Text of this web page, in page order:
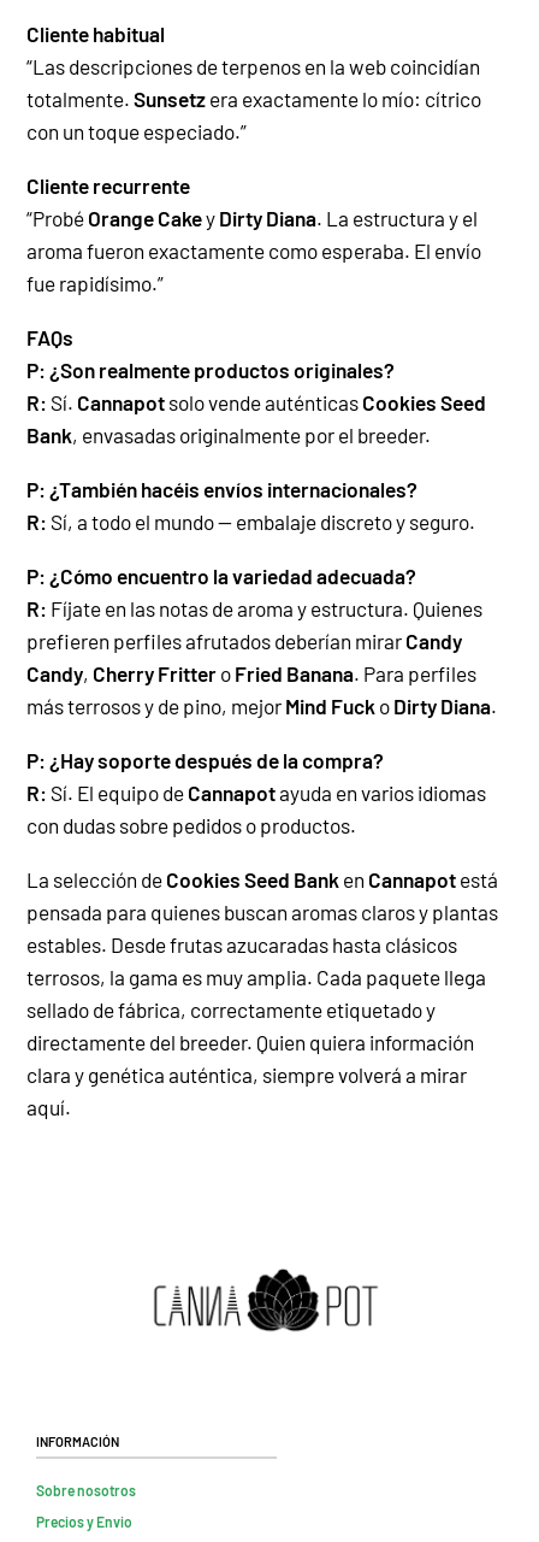
Cliente habitual
“Las descripciones de terpenos en la web coincidían
totalmente. Sunsetz era exactamente lo mío: cítrico
con un toque especiado.”
Cliente recurrente
“Probé Orange Cakey Dirty Diana. La estructura y el
aroma fueron exactamente como esperaba. El envío
fue rapidísimo.”
FAQs
P: ¿Son realmente productos originales?
R: Sí. Cannapot solo vende auténticas Cookies Seed
Bank, envasadas originalmente por el breeder.
P: ¿También hacéis envíos internacionales?
R: Sí, a todo el mundo — embalaje discreto y seguro.
P: ¿Cómo encuentro la variedad adecuada?
R: Fíjate en las notas de aroma y estructura. Quienes
prefieren perfiles afrutados deberían mirar Candy
Candy, Cherry Fritter o Fried Banana. Para perfiles
más terrosos y de pino, mejor Mind Fuck o Dirty Diana.
P: ¿Hay soporte después de la compra?
R: Sí. El equipo de Cannapotayuda en varios idiomas
con dudas sobre pedidos o productos.
La selección de Cookies Seed Bank en Cannapot está
pensada para quienes buscan aromas claros y plantas
estables. Desde frutas azucaradas hasta clásicos
terrosos, la gama es muy amplia. Cada paquete llega
sellado de fábrica, correctamente etiquetado y
directamente del breeder. Quien quiera información
clara y genética auténtica, siempre volverá a mirar
aquí.
Información
Sobre nosotros
Precios y Envio